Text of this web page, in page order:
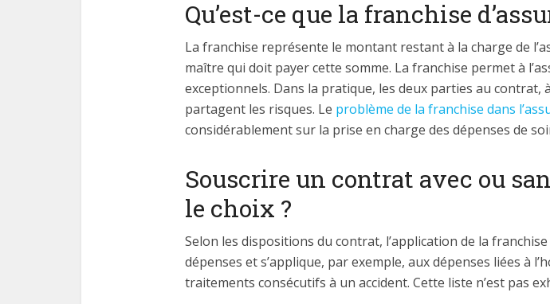
Qu’est-ce que la franchise
La franchise représente le montant restant à la charge de
maître qui doit payer cette somme. La franchise permet à
exceptionnels. Dans la pratique, les deux parties au contrat,
partagent les risques. Le problème de la franchise dans
considérablement sur la prise en charge des dépenses de
Souscrire un contrat avec ou
le choix ?
Selon les dispositions du contrat, l’application de la
dépenses et s’applique, par exemple, aux dépenses liées à
traitements consécutifs à un accident. Cette liste n’est pas